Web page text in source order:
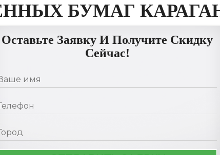
БУМАГ
Оставьте Заявку И Получите Скидку
Сейчас!